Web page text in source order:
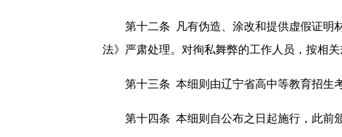
第十二条 凡有伪造、涂改和提供虚假证明
法》严肃处理。对徇私舞弊的工作人员，按相关
第十三条 本细则由辽宁省高中等教育招生
第十四条 本细则自公布之日起施行，此前